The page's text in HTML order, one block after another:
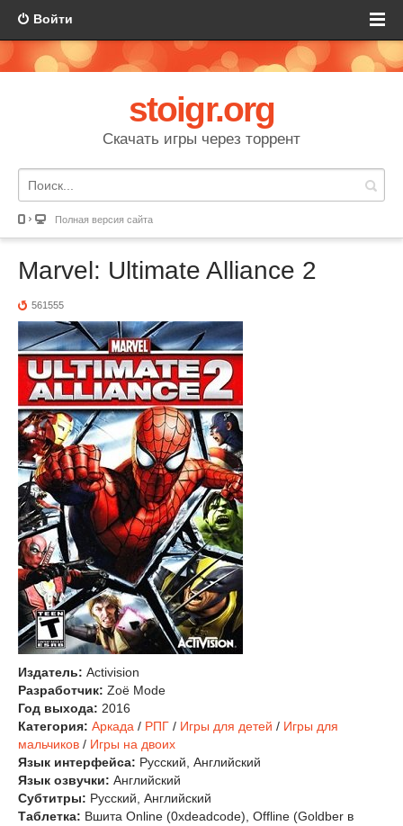
Войти
stoigr.org
Скачать игры через торрент
Полная версия сайта
Marvel: Ultimate Alliance 2
561555
Издатель: Activision
Разработчик: Zoë Mode
Год выхода: 2016
Категория: Аркада / РПГ / Игры для детей / Игры для
мальчиков / Игры на двоих
Язык интерфейса: Русский, Английский
Язык озвучки: Английский
Субтитры: Русский, Английский
Таблетка: Вшита Online (0xdeadcode), Offline (Goldber в